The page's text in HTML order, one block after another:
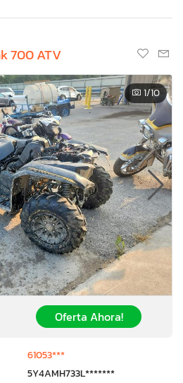
700 ATV
1/10
Oferta Ahora!
61053***
5Y4AMH733L*******